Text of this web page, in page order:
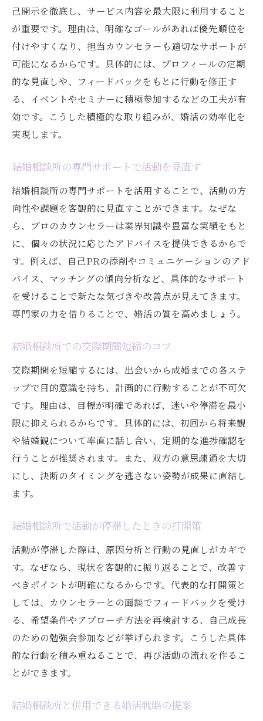
己開示を徹底し、サービス内容を最大限に利用すること
が重要です。理由は、明確なゴールがあれば優先順位を
付けやすくなり、担当カウンセラーも適切なサポートが
可能になるからです。具体的には、プロフィールの定期
的な見直しや、フィードバックをもとに行動を修正す
る、イベントやセミナーに積極参加するなどの工夫が有
効です。こうした積極的な取り組みが、婚活の効率化を
実現します。
結婚相談所の専門サポートで活動を見直す
結婚相談所の専門サポートを活用することで、活動の方
向性や課題を客観的に見直すことができます。なぜな
ら、プロのカウンセラーは業界知識や豊富な実績をもと
に、個々の状況に応じたアドバイスを提供できるからで
す。例えば、自己PRの添削やコミュニケーションのアド
バイス、マッチングの傾向分析など、具体的なサポート
を受けることで新たな気づきや改善点が見えてきます。
専門家の力を借りることで、婚活の質を高めましょう。
結婚相談所での交際期間短縮のコツ
交際期間を短縮するには、出会いから成婚までの各ステ
ップで目的意識を持ち、計画的に行動することが不可欠
です。理由は、目標が明確であれば、迷いや停滞を最小
限に抑えられるからです。具体的には、初回から将来観
や結婚観について率直に話し合い、定期的な進捗確認を
行うことが推奨されます。また、双方の意思疎通を大切
にし、決断のタイミングを逃さない姿勢が成果に直結し
ます。
結婚相談所で活動が停滞したときの打開策
活動が停滞した際は、原因分析と行動の見直しがカギで
す。なぜなら、現状を客観的に振り返ることで、改善す
べきポイントが明確になるからです。代表的な打開策と
しては、カウンセラーとの面談でフィードバックを受け
る、希望条件やアプローチ方法を再検討する、自己成長
のための勉強会参加などが挙げられます。こうした具体
的な行動を積み重ねることで、再び活動の流れを作るこ
とができます。
結婚相談所と併用できる婚活戦略の提案